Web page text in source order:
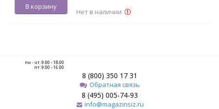
В корзину
Нет в наличии
пн - чт: 9.00 - 18.00
пт: 9.00 - 16.00
8 (800) 350 17 31
Обратная связь
8 (495) 005-74-93
info@magazinsiz.ru